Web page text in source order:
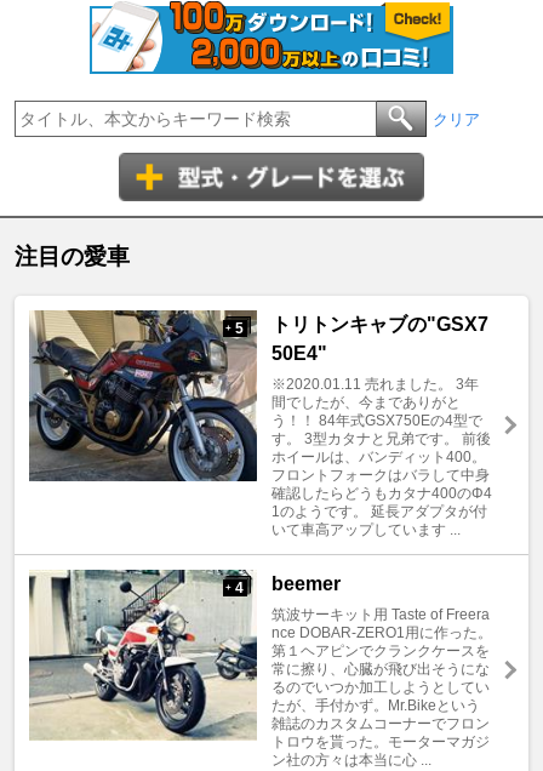
クリア
注目の愛車
+ 5
トリトンキャブの"GSX7
50E4"
※2020.01.11 売れました。 3年
間でしたが、今までありがと
う！！ 84年式GSX750Eの4型で
す。 3型カタナと兄弟です。 前後
ホイールは、バンディット400。
フロントフォークはバラして中身
確認したらどうもカタナ400のΦ4
1のようです。 延長アダプタが付
いて車高アップしています ...
+ 4 beemer
筑波サーキット用 Taste of Freera
nce DOBAR-ZERO1用に作った。
第１ヘアピンでクランクケースを
常に擦り、心臓が飛び出そうにな
るのでいつか加工しようとしてい
たが、手付かず。Mr.Bikeという
雑誌のカスタムコーナーでフロン
トロウを貰った。モーターマガジ
ン社の方々は本当に心 ...